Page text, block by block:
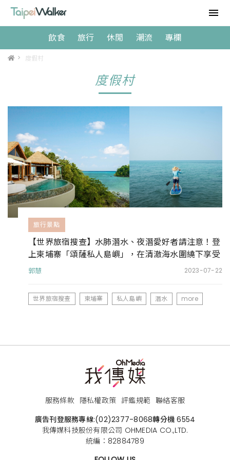
飲食 旅行 休閒 潮流 專欄
> 度假村
度假村
旅行景點
【世界旅宿搜查】水肺潛水、夜潛愛好者請注意！登
上柬埔寨「頌薩私人島嶼」，在清澈海水圍繞下享受
海洋度假行
郭慧 2023-07-22
世界旅宿搜查 柬埔寨 私人島嶼 潛水 more
服務條款 隱私權政策 評鑑規範 聯絡客服
廣告刊登服務專線:(02)2377-8068轉分機 6554
我傳媒科技股份有限公司 OHMEDIA CO.,LTD.
統編：82884789